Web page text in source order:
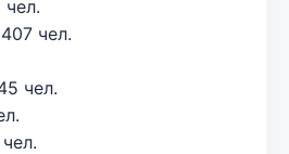
чел.
чел.
чел.